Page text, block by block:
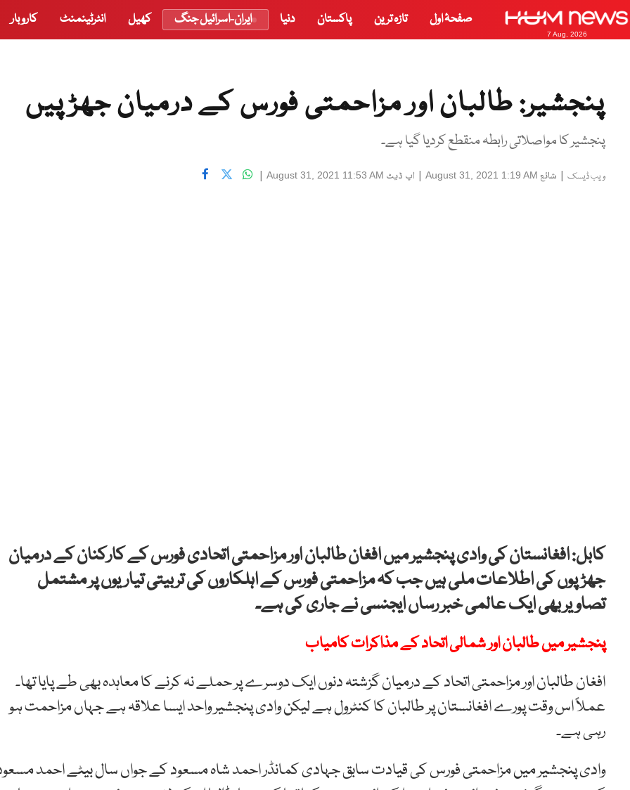
7 Aug, 2026
صفحۂ اول تازہ ترین پاکستان دنیا ایران-اسرائیل جنگ کھیل انٹرٹینمنٹ کاروبار
پنجشیر: طالبان اور مزاحمتی فورس کے درمیان جھڑپیں
پنجشیر کا مواصلاتی رابطہ منقطع کردیا گیا ہے۔
ویب ڈیسک | شائع August 31, 2021 1:19 AM
| اپ ڈیٹ August 31, 2021 11:53 AM
|
کابل: افغانستان کی وادی پنجشیر میں افغان طالبان اور مزاحمتی اتحادی فورس کے کارکنان کے درمیان
جھڑپوں کی اطلاعات ملی ہیں جب کہ مزاحمتی فورس کے اہلکاروں کی تربیتی تیاریوں پر مشتمل
تصاویر بھی ایک عالمی خبر رساں ایجنسی نے جاری کی ہے۔
پنجشیر میں طالبان اور شمالی اتحاد کے مذاکرات کامیاب
افغان طالبان اور مزاحمتی اتحاد کے درمیان گزشتہ دنوں ایک دوسرے پر حملے نہ کرنے کا معاہدہ بھی طے پایا تھا۔
عملاً اس وقت پورے افغانستان پر طالبان کا کنٹرول ہے لیکن وادی پنجشیر واحد ایسا علاقہ ہے جہاں مزاحمت ہو
رہی ہے۔
وادی پنجشیر میں مزاحمتی فورس کی قیادت سابق جہادی کمانڈر احمد شاہ مسعود کے جواں سال بیٹے احمد